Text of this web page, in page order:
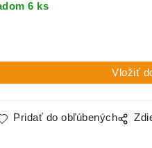
6 ks
Pridať do obľúbených